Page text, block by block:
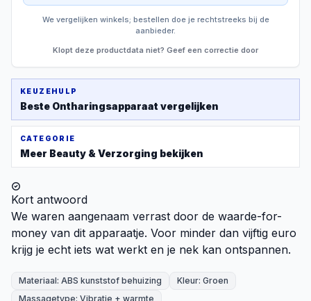
We vergelijken winkels; bestellen doe je rechtstreeks bij de
aanbieder.
Klopt deze productdata niet? Geef een correctie door
KEUZEHULP
Beste Ontharingsapparaat vergelijken
CATEGORIE
Meer Beauty & Verzorging bekijken
Kort antwoord
We waren aangenaam verrast door de waarde-for-
money van dit apparaatje. Voor minder dan vijftig euro
krijg je echt iets wat werkt en je nek kan ontspannen.
Materiaal: ABS kunststof behuizing
Kleur: Groen
Massagetype: Vibratie + warmte